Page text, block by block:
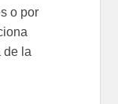
o por
de la